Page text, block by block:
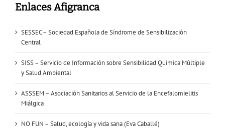
Enlaces Afigranca
SESSEC – Sociedad Española de Síndrome de Sensibilización
Central
SISS – Servicio de Información sobre Sensibilidad Química Múltiple
y Salud Ambiental
ASSSEM – Asociación Sanitarios al Servicio de la Encefalomielitis
Miálgica
NO FUN – Salud, ecología y vida sana (Eva Caballé)